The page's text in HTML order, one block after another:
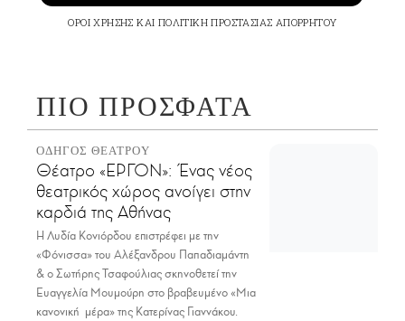
ΟΡΟΙ ΧΡΗΣΗΣ ΚΑΙ ΠΟΛΙΤΙΚΗ ΠΡΟΣΤΑΣΙΑΣ ΑΠΟΡΡΗΤΟΥ
ΠΙΟ ΠΡΟΣΦΑΤΑ
ΟΔΗΓΟΣ ΘΕΑΤΡΟΥ
Θέατρο «ΕΡΓΟΝ»: Ένας νέος
θεατρικός χώρος ανοίγει στην
καρδιά της Αθήνας
Η Λυδία Κονιόρδου επιστρέφει με την
«Φόνισσα» του Αλέξανδρου Παπαδιαμάντη
& ο Σωτήρης Τσαφούλιας σκηνοθετεί την
Ευαγγελία Μουμούρη στο βραβευμένο «Μια
κανονική μέρα» της Κατερίνας Γιαννάκου.